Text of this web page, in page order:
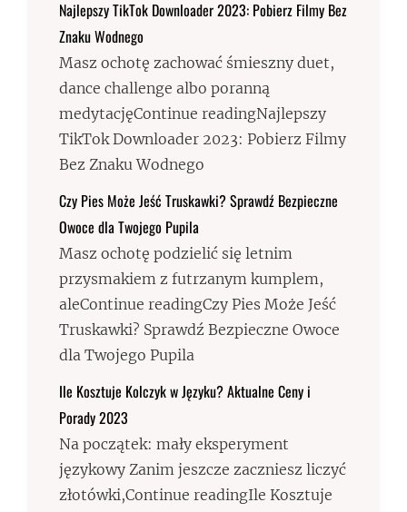
Najlepszy TikTok Downloader 2023: Pobierz Filmy Bez
Znaku Wodnego
Masz ochotę zachować śmieszny duet,
dance challenge albo poranną
medytacjęContinue readingNajlepszy
TikTok Downloader 2023: Pobierz Filmy
Bez Znaku Wodnego
Czy Pies Może Jeść Truskawki? Sprawdź Bezpieczne
Owoce dla Twojego Pupila
Masz ochotę podzielić się letnim
przysmakiem z futrzanym kumplem,
aleContinue readingCzy Pies Może Jeść
Truskawki? Sprawdź Bezpieczne Owoce
dla Twojego Pupila
Ile Kosztuje Kolczyk w Języku? Aktualne Ceny i
Porady 2023
Na początek: mały eksperyment
językowy Zanim jeszcze zaczniesz liczyć
złotówki,Continue readingIle Kosztuje